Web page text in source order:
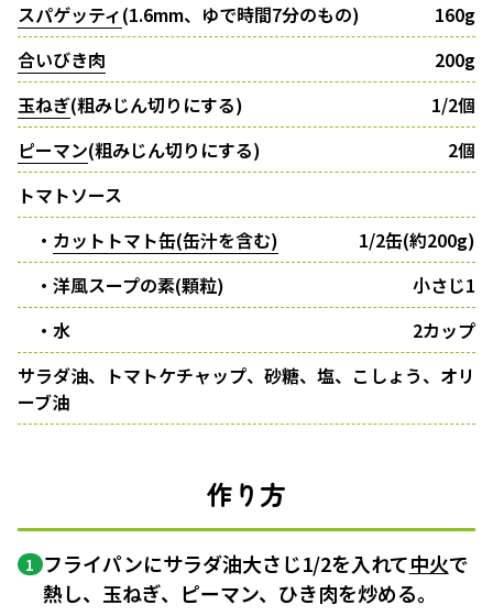
スパゲッティ(1.6mm、ゆで時間7分のもの)
160g
合いびき肉
200g
玉ねぎ(粗みじん切りにする)
1/2個
ピーマン(粗みじん切りにする)
2個
トマトソース
・ カットトマト缶(缶汁を含む)
1/2缶(約200g)
・洋風スープの素(顆粒)
小さじ1
・水
2カップ
サラダ油、トマトケチャップ、砂糖、塩、こしょう、オリ
ーブ油
作り方
1 フライパンにサラダ油大さじ1/2を入れて中火で
熱し、玉ねぎ、ピーマン、ひき肉を炒める。